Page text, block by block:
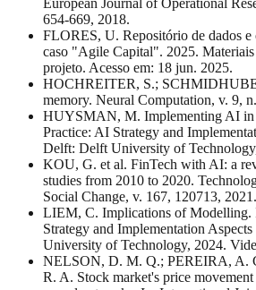
European Journal of Operational
654-669, 2018.
FLORES, U. Repositório de dados e
caso "Agile Capital". 2025. Materiais
projeto. Acesso em: 18 jun. 2025.
HOCHREITER, S.;
memory. Neural Computation, v. 9,
HUYSMAN, M. Implementing AI in
Practice: AI Strategy and
Delft: Delft University of
KOU, G. et al. FinTech with AI: a
studies from 2010 to 2020.
Social Change, v. 167, 120713, 2021.
LIEM, C. Implications of Modelling.
Strategy and Implementation
University of Technology, 2024.
NELSON, D. M. Q.; PEREIRA,
R. A. Stock market's price